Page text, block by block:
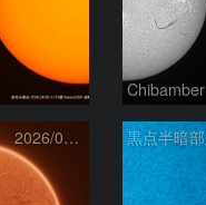
Chibamber
太陽 Hα線全面像 2026/08/06